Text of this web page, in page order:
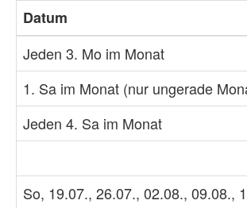
Datum
Jeden 3. Mo im Monat
1. Sa im Monat (nur ungerade
Jeden 4. Sa im Monat
So, 19.07., 26.07., 02.08., 09.08.,